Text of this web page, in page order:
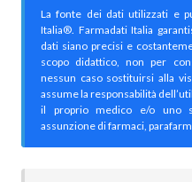
La fonte dei dati utilizzati e
Italia®. Farmadati Italia
dati siano precisi e
scopo didattico, non per
nessun caso sostituirsi alla
assume la responsabilità
il proprio medico e/o uno
assunzione di farmaci,